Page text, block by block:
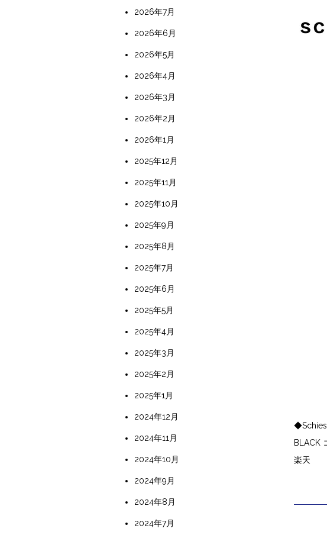
BLACK
楽天
2026年7月
2026年6月
2026年5月
2026年4月
2026年3月
2026年2月
2026年1月
2025年12月
2025年11月
2025年10月
2025年9月
2025年8月
2025年7月
2025年6月
2025年5月
2025年4月
2025年3月
2025年2月
2025年1月
2024年12月
2024年11月
2024年10月
2024年9月
2024年8月
2024年7月